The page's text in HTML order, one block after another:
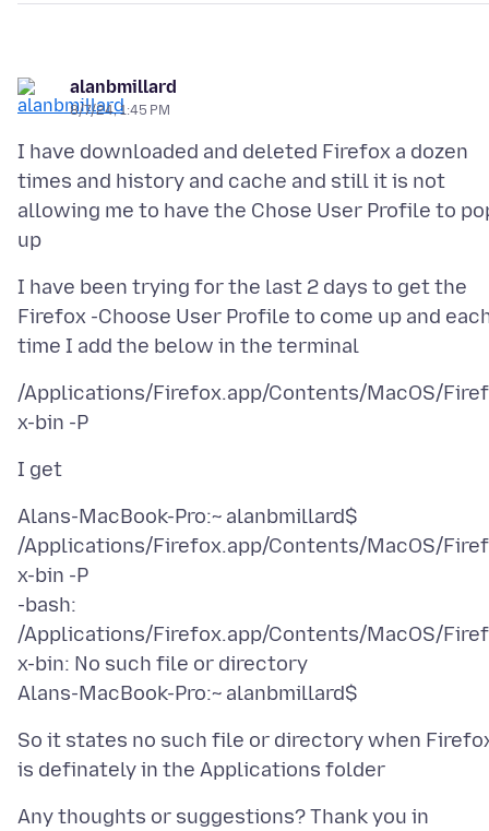
alanbmillard
8/7/24, 1:45 PM
I have downloaded and deleted Firefox a dozen
times and history and cache and still it is not
allowing me to have the Chose User Profile to
I have been trying for the last 2 days to get the
Firefox -Choose User Profile to come up and
/Applications/Firefox.app/Contents/MacOS/
Alans-MacBook-Pro:~ alanbmillard$
/Applications/Firefox.app/Contents/MacOS/
x-bin -P
-bash:
/Applications/Firefox.app/Contents/MacOS/
x-bin: No such file or directory
So it states no such file or directory when
Any thoughts or suggestions? Thank you in